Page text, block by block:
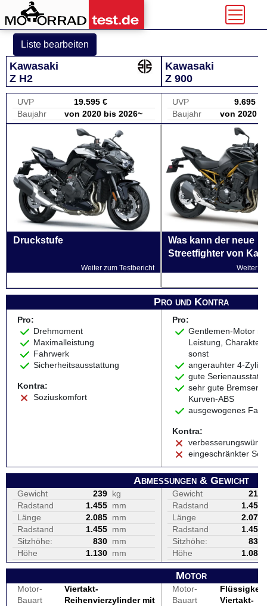
Liste bearbeiten
Kawasaki
Z H2
Kawasaki
Z 900
UVP
19.595 €
Baujahr
von 2020 bis 2026~
UVP
9.695 €
Baujahr
von 2020
Druckstufe
Weiter zum Testbericht
Was kann der neue
Streetfighter von
Weiter
Pro und Kontra
Pro:
Drehmoment
Maximalleistung
Fahrwerk
Sicherheitsausstattung
Kontra:
Soziuskomfort
Pro:
Gentlemen-Motor
Leistung, Charakter
sonst
angerauhter 4-
gute
sehr gute Bremsen
Kurven-ABS
ausgewogenes
Kontra:
eingeschränkter
Abmessungen & Gewicht
Gewicht 239 kg
Radstand
1.455 mm
Länge
2.085 mm
Radstand
1.455 mm
Sitzhöhe:
830 mm
Höhe
1.130 mm
Gewicht
213
Radstand
1.455
Länge
2.070
Radstand
1.455
Sitzhöhe:
830
Höhe
1.080
Motor
Motor-
Bauart
Viertakt-
Reihenvierzylinder mit
Motor-
Bauart
Viertakt-